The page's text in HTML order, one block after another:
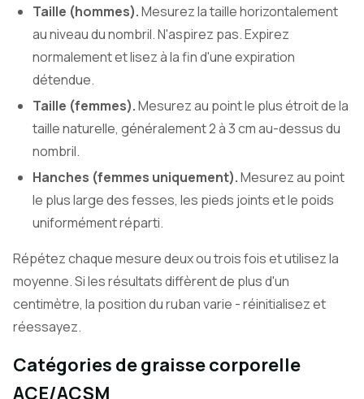
Taille (hommes).Mesurez la taille horizontalement
au niveau du nombril. N'aspirez pas. Expirez
normalement et lisez à la fin d'une expiration
détendue.
Taille (femmes).Mesurez au point le plus étroit de la
taille naturelle, généralement 2 à 3 cm au-dessus du
nombril.
Hanches (femmes uniquement).Mesurez au point
le plus large des fesses, les pieds joints et le poids
uniformément réparti.
Répétez chaque mesure deux ou trois fois et utilisez la
moyenne. Si les résultats diffèrent de plus d'un
centimètre, la position du ruban varie - réinitialisez et
réessayez.
Catégories de graisse corporelle
ACE/ACSM